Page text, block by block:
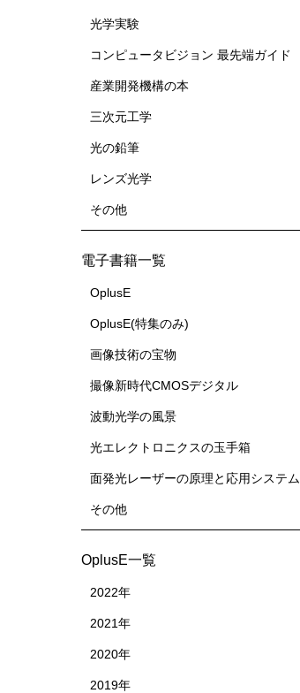
光学実験
コンピュータビジョン 最先端ガイド
産業開発機構の本
三次元工学
光の鉛筆
レンズ光学
その他
電子書籍一覧
OplusE
OplusE(特集のみ)
画像技術の宝物
撮像新時代CMOSデジタル
波動光学の風景
光エレクトロニクスの玉手箱
面発光レーザーの原理と応用システム
その他
OplusE一覧
2022年
2021年
2020年
2019年